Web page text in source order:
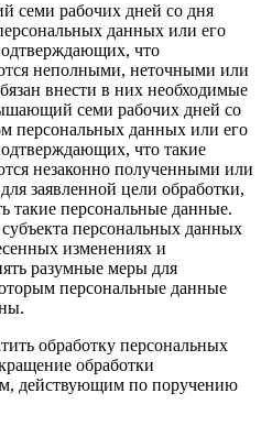
семи рабочих дней со дня
данных или его
что
неполными, неточными или
внести в них необходимые
семи рабочих дней со
персональных данных или его
что такие
незаконно полученными или
заявленной цели обработки,
такие персональные данные.
персональных данных
изменениях и
разумные меры для
персональные данные
обработку персональных
обработки
действующим по поручению